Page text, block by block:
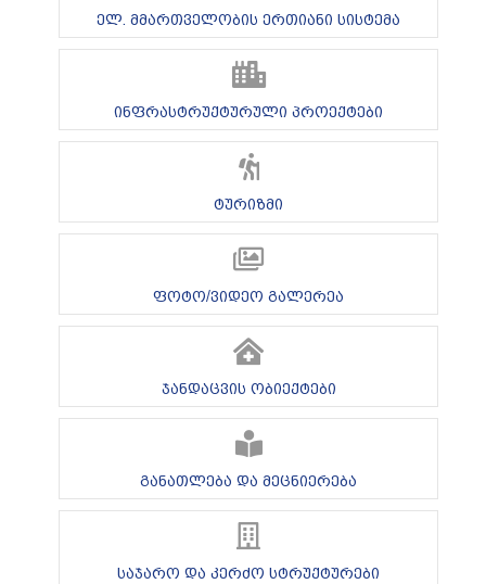
ელ. მმართველობის ერთიანი სისტემა
ინფრასტრუქტურული პროექტები
ტურიზმი
ფოტო/ვიდეო გალერეა
ჯანდაცვის ობიექტები
განათლება და მეცნიერება
საჯარო და კერძო სტრუქტურები